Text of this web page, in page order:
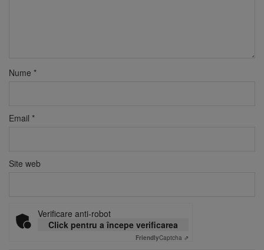
Nume *
Email *
Site web
Verificare anti-robot
Click pentru a începe verificarea
FriendlyCaptcha ⇗